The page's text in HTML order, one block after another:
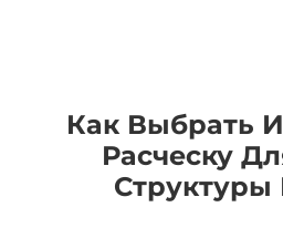
Как Выбрать
Расческу
Структуры